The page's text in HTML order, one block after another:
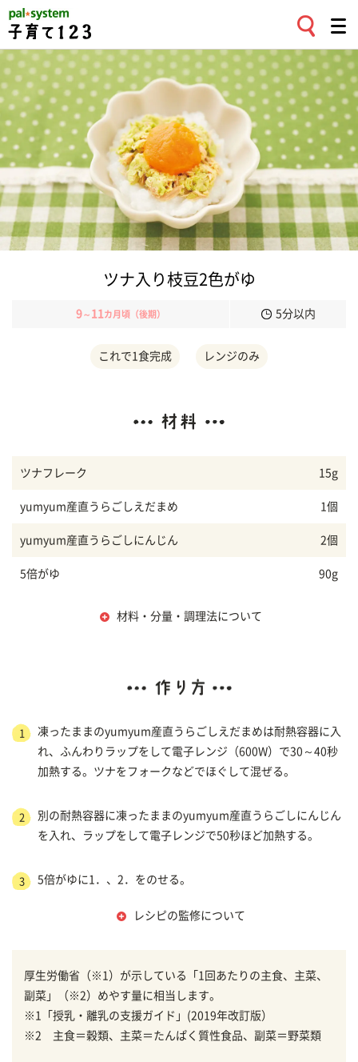
ツナ入り枝豆2色がゆ
9～ 11 カ月頃（後期） 5分以内
これで1食完成 レンジのみ
ツナフレーク 15g
yumyum産直うらごしえだまめ 1個
yumyum産直うらごしにんじん 2個
5倍がゆ 90g
材料・分量・調理法について
1
凍ったままのyumyum産直うらごしえだまめは耐熱容器に入
れ、ふんわりラップをして電子レンジ（600W）で30～40秒
加熱する。ツナをフォークなどでほぐして混ぜる。
2
別の耐熱容器に凍ったままのyumyum産直うらごしにんじん
を入れ、ラップをして電子レンジで50秒ほど加熱する。
3 5倍がゆに1．、2．をのせる。
レシピの監修について
厚生労働省（※1）が示している「1回あたりの主食、主菜、
副菜」（※2）めやす量に相当します。
※1「授乳・離乳の支援ガイド」(2019年改訂版）
※2 主食＝穀類、主菜＝たんぱく質性食品、副菜＝野菜類